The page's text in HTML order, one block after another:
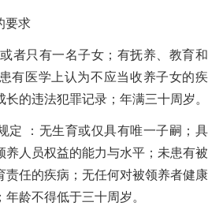
要求
者只有一名子女；有抚养、教育和
有医学上认为不应当收养子女的疾
的违法犯罪记录；年满三十周岁。
定 ：无生育或仅具有唯一子嗣；具
养人员权益的能力与水平；未患有被
责任的疾病；无任何对被领养者健康
龄不得低于三十周岁。